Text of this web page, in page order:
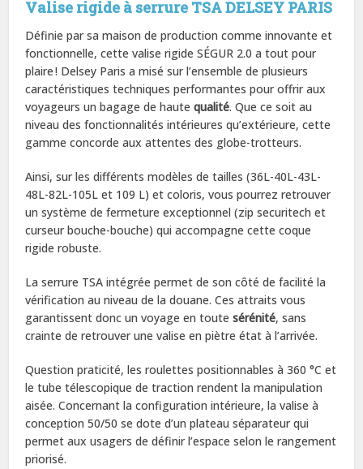
Valise rigide à serrure TSA DELSEY PARIS
Définie par sa maison de production comme innovante et
fonctionnelle, cette valise rigide SÉGUR 2.0 a tout pour
plaire ! Delsey Paris a misé sur l’ensemble de plusieurs
caractéristiques techniques performantes pour offrir aux
voyageurs un bagage de hautequalité. Que ce soit au
niveau des fonctionnalités intérieures qu’extérieure, cette
gamme concorde aux attentes des globe-trotteurs.
Ainsi, sur les différents modèles de tailles (36L-40L-43L-
48L-82L-105L et 109 L) et coloris, vous pourrez retrouver
un système de fermeture exceptionnel (zip securitech et
curseur bouche-bouche) qui accompagne cette coque
rigide robuste.
La serrure TSA intégrée permet de son côté de facilité la
vérification au niveau de la douane. Ces attraits vous
garantissent donc un voyage en toutesérénité, sans
crainte de retrouver une valise en piètre état à l’arrivée.
Question praticité, les roulettes positionnables à 360 °C et
le tube télescopique de traction rendent la manipulation
aisée. Concernant la configuration intérieure, la valise à
conception 50/50 se dote d’un plateau séparateur qui
permet aux usagers de définir l’espace selon le rangement
priorisé.